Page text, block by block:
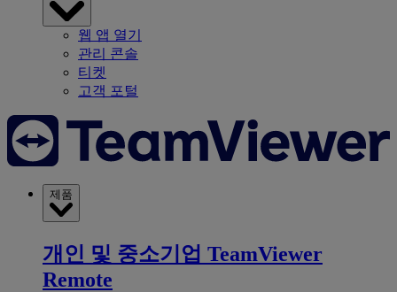
웹 앱 열기
관리 콘솔
티켓
고객 포털
제품
개인 및 중소기업 TeamViewer
Remote